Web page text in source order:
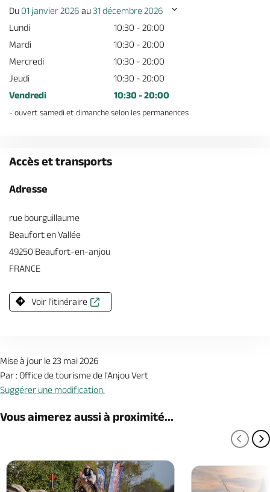
Du 01 janvier 2026 au31 décembre 2026
Lundi
10:30 - 20:00
Mardi
10:30 - 20:00
Mercredi
10:30 - 20:00
Jeudi
10:30 - 20:00
Vendredi
10:30 - 20:00
- ouvert samedi et dimanche selon les permanences
Accès et transports
Adresse
rue bourguillaume
Beaufort en Vallée
49250 Beaufort-en-anjou
FRANCE
Voir l'itinéraire
Mise à jour le 23 mai 2026
Par : Office de tourisme de l'Anjou Vert
Suggérer une modification.
Vous aimerez aussi à proximité...